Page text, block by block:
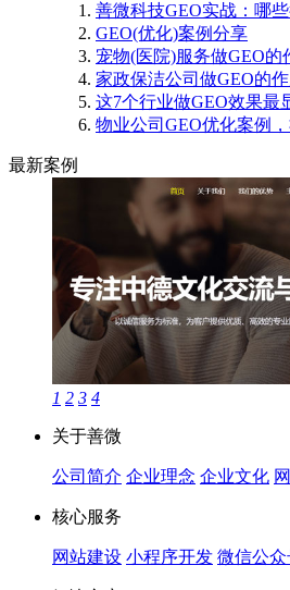
善微科技GEO实战：哪
GEO(优化)案例分享
宠物(医院)服务做GEO
家政保洁公司做GEO的
这7个行业做GEO效果最
物业公司GEO优化案例
最新案例
1 2 3 4
关于善微
公司简介 企业理念 企业文化
核心服务
网站建设 小程序开发 微信公